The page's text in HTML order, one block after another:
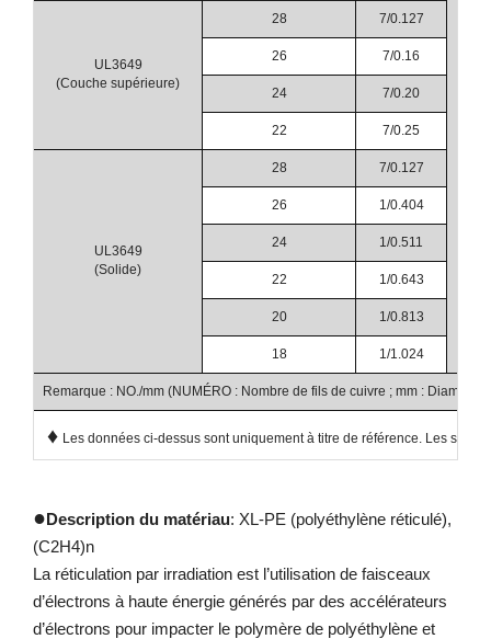
UL3649
(Couche supérieure)
28 7/0.127
26 7/0.16
24 7/0.20
22 7/0.25
UL3649
(Solide)
28 7/0.127
26 1/0.404
24 1/0.511
22 1/0.643
20 1/0.813
18 1/1.024
Remarque : NO./mm (NUMÉRO : Nombre de fils de cuivre ; mm : Diamètre
♦ Les données ci-dessus sont uniquement à titre de référence. Les
●Description du matériau: XL-PE (polyéthylène réticulé),
(C2H4)n
La réticulation par irradiation est l’utilisation de faisceaux
d’électrons à haute énergie générés par des accélérateurs
d’électrons pour impacter le polymère de polyéthylène et